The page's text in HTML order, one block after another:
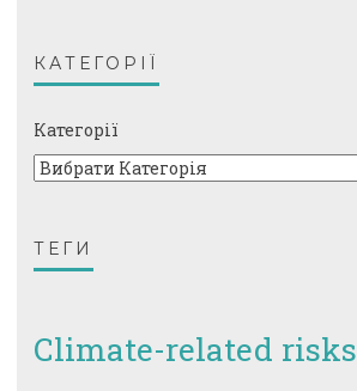
КАТЕГОРІЇ
Категорії
ТЕГИ
Climate-related risks